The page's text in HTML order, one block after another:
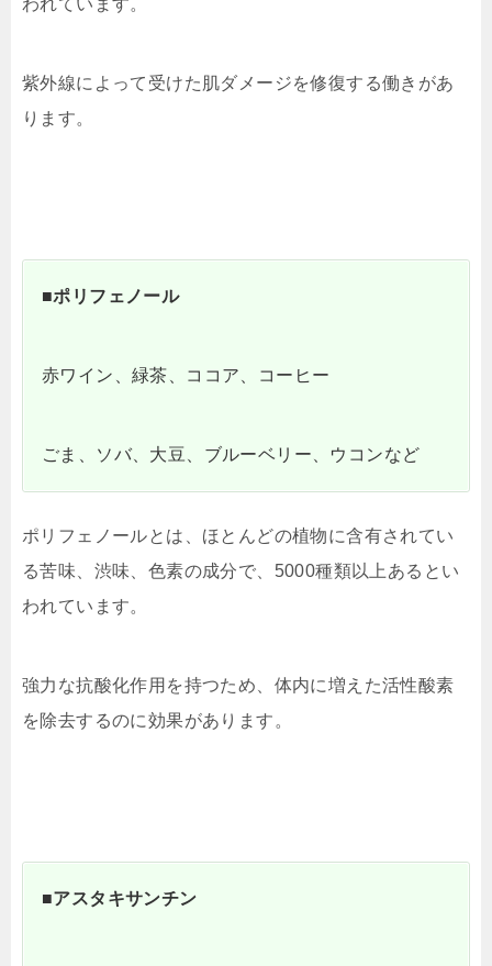
われています。
紫外線によって受けた肌ダメージを修復する働きがあ
ります。
■ポリフェノール
赤ワイン、緑茶、ココア、コーヒー
ごま、ソバ、大豆、ブルーベリー、ウコンなど
ポリフェノールとは、ほとんどの植物に含有されてい
る苦味、渋味、色素の成分で、5000種類以上あるとい
われています。
強力な抗酸化作用を持つため、体内に増えた活性酸素
を除去するのに効果があります。
■アスタキサンチン